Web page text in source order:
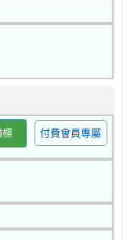
標 付費會員專屬